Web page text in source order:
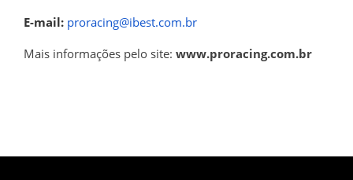
E-mail: proracing@ibest.com.br
Mais informações pelo site: www.proracing.com.br